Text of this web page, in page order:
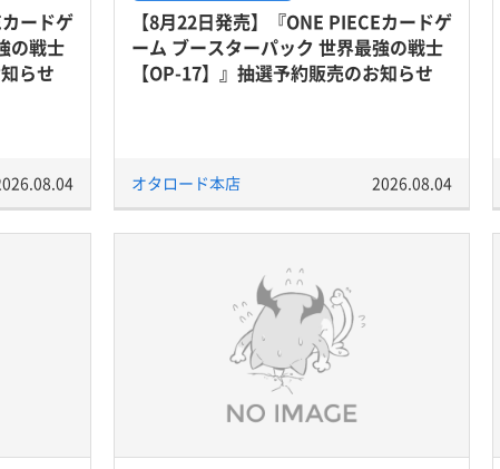
ードゲ
の戦士
らせ
【8月22日発売】『ONE PIECEカードゲ
ーム ブースターパック 世界最強の戦士
【OP-17】』抽選予約販売のお知らせ
オタロード本店 2026.08.04